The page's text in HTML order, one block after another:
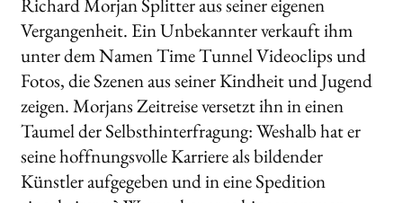
Richard Morjan Splitter aus seiner eigenen
Vergangenheit. Ein Unbekannter verkauft ihm
unter dem Namen Time Tunnel Videoclips und
Fotos, die Szenen aus seiner Kindheit und Jugend
zeigen. Morjans Zeitreise versetzt ihn in einen
Taumel der Selbsthinterfragung: Weshalb hat er
seine hoffnungsvolle Karriere als bildender
Künstler aufgegeben und in eine Spedition